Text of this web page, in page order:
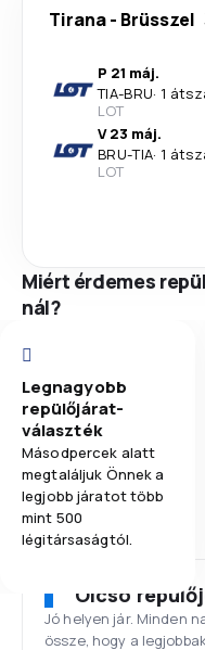
Tirana- Brüsszel
P 21 máj.
TIA-BRU· 1
LOT
V 23 máj.
BRU-TIA· 1
LOT
Miért érdemes
nál?
Legnagyobb
repülőjárat-
választék
Másodpercek alatt
megtaláljuk Önnek a
legjobb járatot több
mint 500
légitársaságtól.
Olcsó
Jó helyen jár. Minden
össze, hogy a